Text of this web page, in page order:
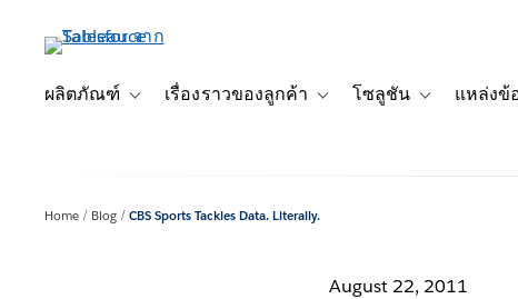
เนื้อหาผลิตภัณฑ์
Toggle sub-navigation for ผลิตภัณฑ์
เรื่องราวของลูกค้า
Toggle sub-navigation for เรื่อ
โซลูชัน
Toggle sub-
แหล่งข้
Home Blog CBS Sports Tackles Data. Literally.
August 22, 2011